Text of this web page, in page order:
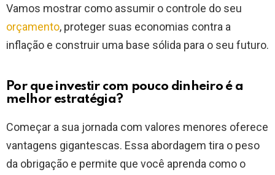
Vamos mostrar como assumir o controle do seu
orçamento, proteger suas economias contra a
inflação e construir uma base sólida para o seu futuro.
Por que investir com pouco dinheiro é a
melhor estratégia?
Começar a sua jornada com valores menores oferece
vantagens gigantescas. Essa abordagem tira o peso
da obrigação e permite que você aprenda como o